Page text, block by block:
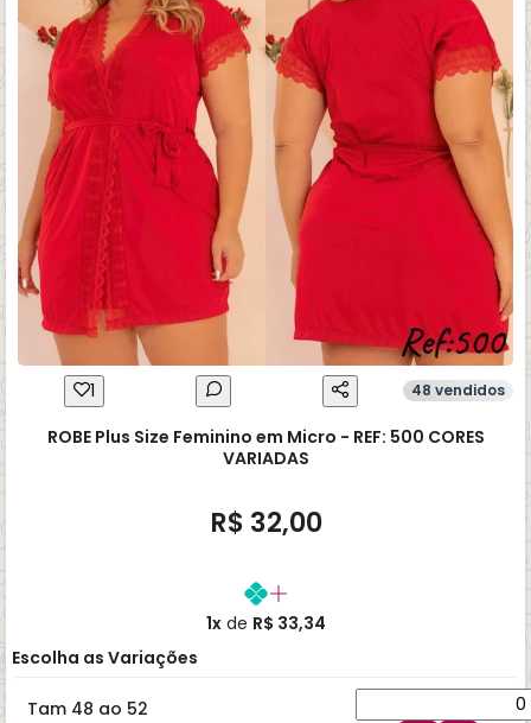
1 48 vendidos
ROBE Plus Size Feminino em Micro - REF: 500 CORES
VARIADAS
R$ 32,00
1xde R$ 33,34
Escolha as Variações
Tam 48 ao 52